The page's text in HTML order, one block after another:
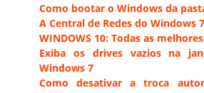
Como bootar o Windows da
A Central de Redes do Windows 7
WINDOWS 10: Todas as
Exiba os drives vazios na
Windows 7
Como desativar a troca